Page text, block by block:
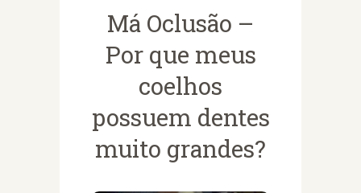
Má Oclusão –
Por que meus
coelhos
possuem dentes
muito grandes?